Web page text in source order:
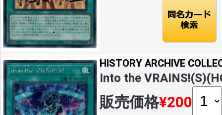
HISTORY ARCHIVE
Into the
販売価格¥200